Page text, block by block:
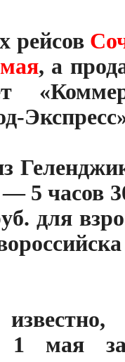
рейсов
, а
5 часов
для
1 мая